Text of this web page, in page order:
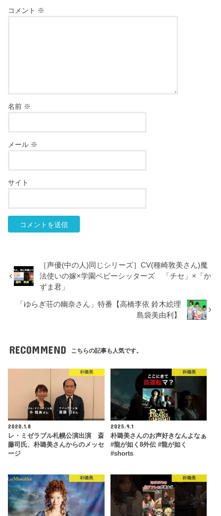
コメント ※
名前 ※
メール ※
サイト
［声優(中の人)同じシリーズ］CV(種崎敦美さん)魔
法使いの嫁×学園ベビーシッターズ 「チセ」×「か
ずま君」
「ゆらぎ荘の幽奈さん」特番【高橋李依 鈴木絵理
島袋美由利】
RECOMMEND こちらの記事も人気です。
朴璐美
2020.1.8
レ・ミゼラブル札幌公演出演 斎
藤司氏、朴璐美さんからのメッセ
ージ
朴璐美
2025.9.1
朴璐美さんのお声好きなんよなぁ
#龍が如く8外伝 #龍が如く
#shorts
朴璐美 朴璐美